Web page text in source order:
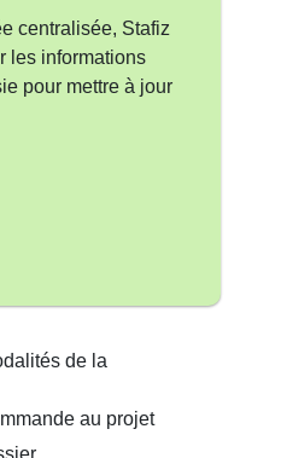
centralisée, Stafiz
les informations
pour mettre à jour
de la
au projet